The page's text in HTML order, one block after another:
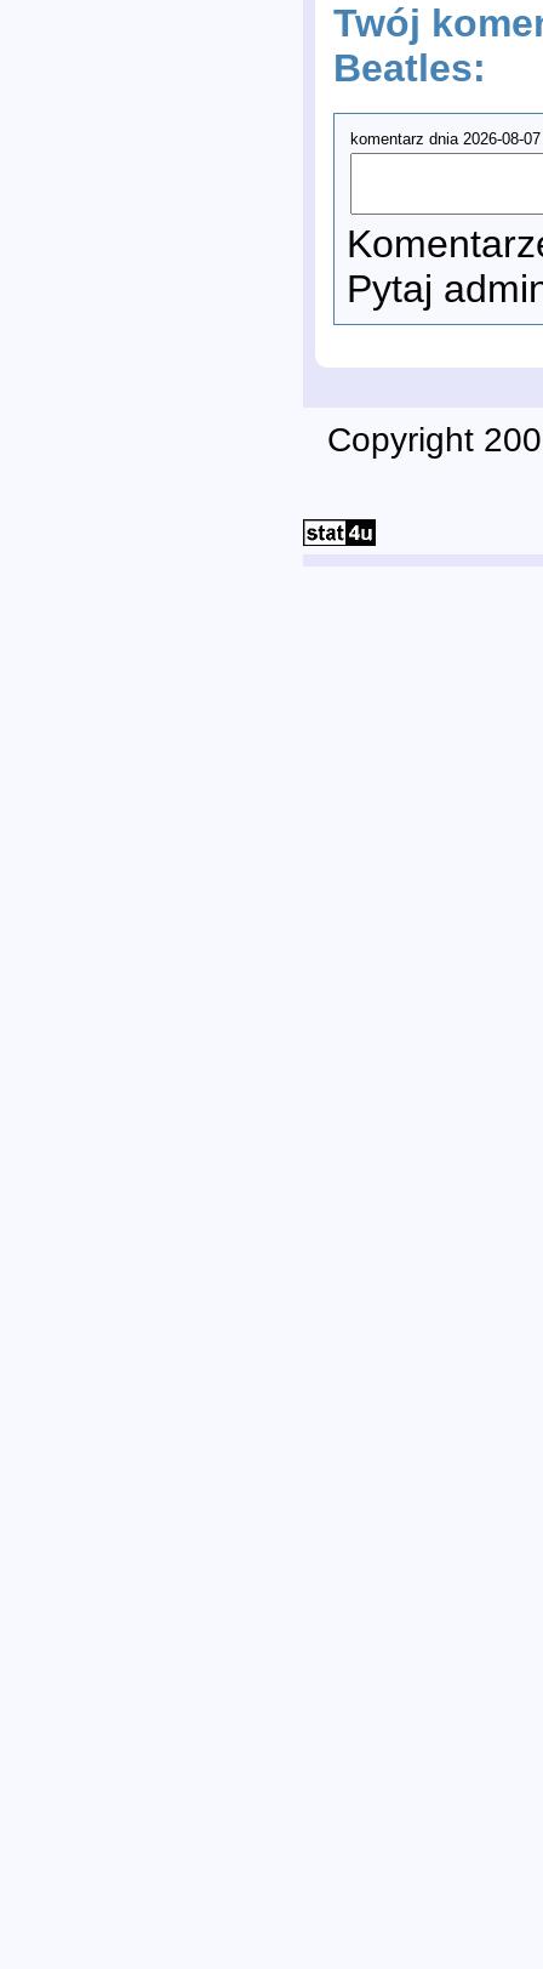
Twój
Beatles:
komentarz dnia 2026-08-
Pytaj
Copyright